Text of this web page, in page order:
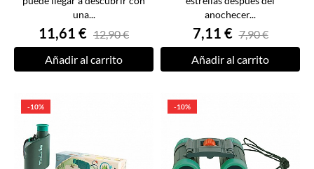
una...
11,61 € 12,90 €
Añadir al carrito
anochecer...
7,11 € 7,90 €
Añadir al carrito
-10% -10%